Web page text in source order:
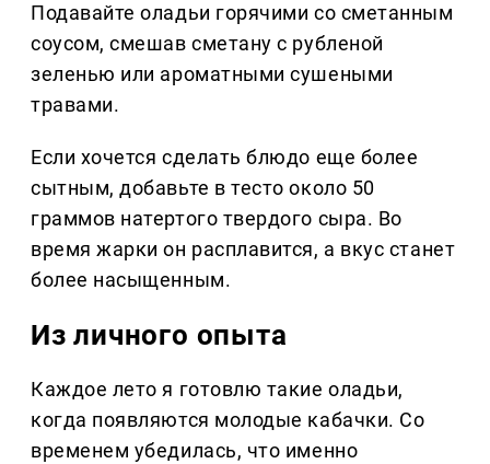
Подавайте оладьи горячими со сметанным
соусом, смешав сметану с рубленой
зеленью или ароматными сушеными
травами.
Если хочется сделать блюдо еще более
сытным, добавьте в тесто около 50
граммов натертого твердого сыра. Во
время жарки он расплавится, а вкус станет
более насыщенным.
Из личного опыта
Каждое лето я готовлю такие оладьи,
когда появляются молодые кабачки. Со
временем убедилась, что именно